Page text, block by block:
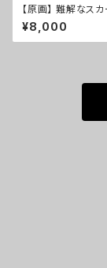
【原画】 難解なス
¥8,000